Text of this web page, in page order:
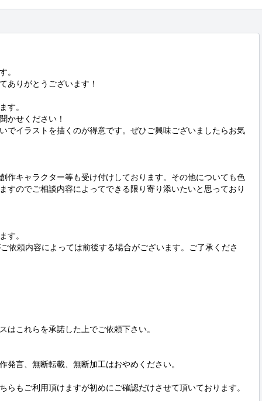
。
ありがとうございます！
す。
かせください！
でイラストを描くのが得意です。ぜひご興味ございましたらお気
作キャラクター等も受け付けしております。その他についても色
すのでご相談内容によってできる限り寄り添いたいと思っており
す。
依頼内容によっては前後する場合がございます。ご了承くださ
はこれらを承諾した上でご依頼下さい。
発言、無断転載、無断加工はおやめください。
らもご利用頂けますが初めにご確認だけさせて頂いております。